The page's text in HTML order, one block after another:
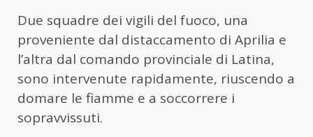
Due squadre dei vigili del fuoco, una
proveniente dal distaccamento di Aprilia e
l’altra dal comando provinciale di Latina,
sono intervenute rapidamente, riuscendo a
domare le fiamme e a soccorrere i
sopravvissuti.